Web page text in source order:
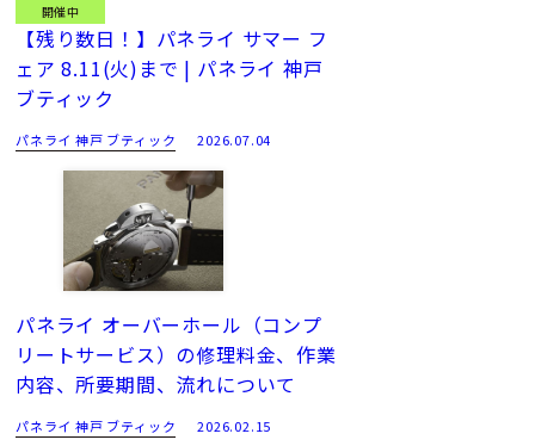
開催中
【残り数日！】パネライ サマー フ
ェア 8.11(火)まで | パネライ 神戸
ブティック
パネライ 神戸 ブティック 2026.07.04
パネライ オーバーホール（コンプ
リートサービス）の修理料金、作業
内容、所要期間、流れについて
パネライ 神戸 ブティック 2026.02.15